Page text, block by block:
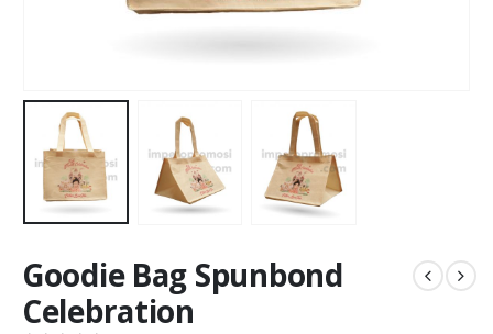
Goodie Bag Spunbond
Celebration